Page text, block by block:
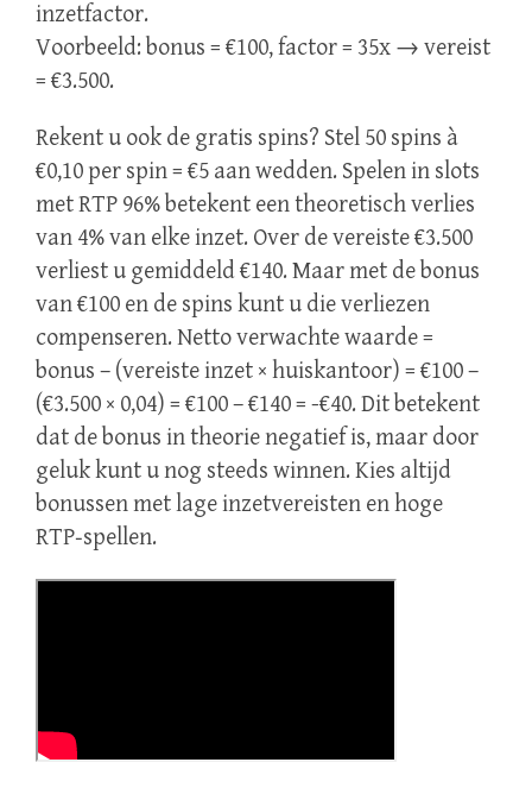
inzetfactor.
Voorbeeld: bonus = €100, factor = 35x → vereist
= €3.500.
Rekent u ook de gratis spins? Stel 50 spins à
€0,10 per spin = €5 aan wedden. Spelen in slots
met RTP 96% betekent een theoretisch verlies
van 4% van elke inzet. Over de vereiste €3.500
verliest u gemiddeld €140. Maar met de bonus
van €100 en de spins kunt u die verliezen
compenseren. Netto verwachte waarde =
bonus – (vereiste inzet × huiskantoor) = €100 –
(€3.500 × 0,04) = €100 – €140 = -€40. Dit betekent
dat de bonus in theorie negatief is, maar door
geluk kunt u nog steeds winnen. Kies altijd
bonussen met lage inzetvereisten en hoge
RTP‑spellen.